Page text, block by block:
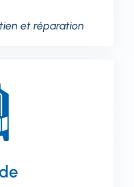
et réparation